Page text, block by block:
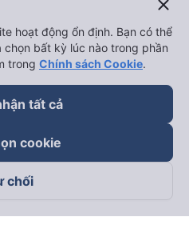
close
hoạt động ổn định. Bạn có thể
bất kỳ lúc nào trong phần
trong Chính sách Cookie.
tất cả
cookie
chối